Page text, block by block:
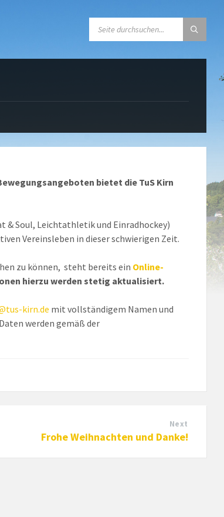
bietet die TuS Kirn
& Soul, Leichtathletik und Einradhockey)
Vereinsleben in dieser schwierigen Zeit.
zu können, steht bereits ein Online-
hierzu werden stetig aktualisiert.
kirn.de mit vollständigem Namen und
werden gemäß der
Next
Frohe Weihnachten und Danke!